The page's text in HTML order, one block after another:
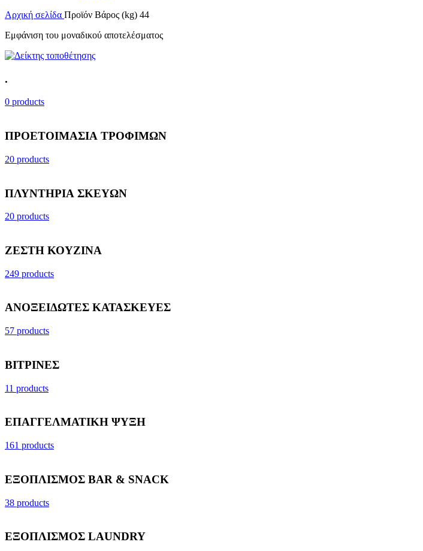
Αρχική σελίδα Προϊόν Βάρος (kg) 44
Εμφάνιση του μοναδικού αποτελέσματος
.
0 products
ΠΡΟΕΤΟΙΜΑΣΙΑ ΤΡΟΦΙΜΩΝ
20 products
ΠΛΥΝΤΗΡΙΑ ΣΚΕΥΩΝ
20 products
ΖΕΣΤΗ ΚΟΥΖΙΝΑ
249 products
ΑΝΟΞΕΙΔΩΤΕΣ ΚΑΤΑΣΚΕΥΕΣ
57 products
ΒΙΤΡΙΝΕΣ
11 products
ΕΠΑΓΓΕΛΜΑΤΙΚΗ ΨΥΞΗ
161 products
ΕΞΟΠΛΙΣΜΟΣ BAR & SNACK
38 products
ΕΞΟΠΛΙΣΜΟΣ LAUNDRY